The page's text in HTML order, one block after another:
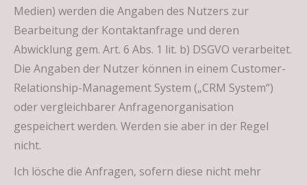
Medien) werden die Angaben des Nutzers zur
Bearbeitung der Kontaktanfrage und deren
Abwicklung gem. Art. 6 Abs. 1 lit. b) DSGVO verarbeitet.
Die Angaben der Nutzer können in einem Customer-
Relationship-Management System („CRM System“)
oder vergleichbarer Anfragenorganisation
gespeichert werden. Werden sie aber in der Regel
nicht.
Ich lösche die Anfragen, sofern diese nicht mehr